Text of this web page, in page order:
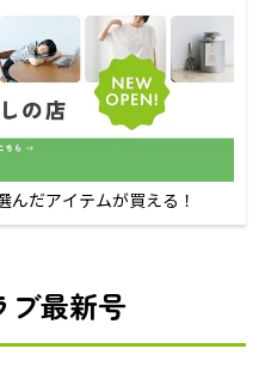
んだアイテムが買える！
ブ最新号